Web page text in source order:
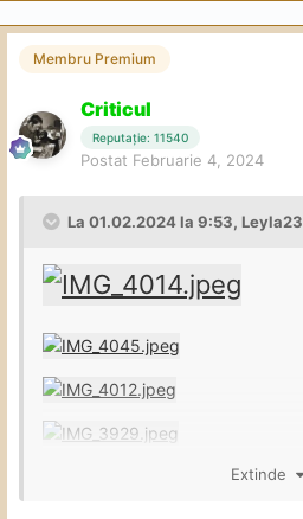
Membru Premium
Criticul
Reputație: 11540
Postat Februarie 4, 2024
La 01.02.2024 la 9:53, Leyla23
Extinde